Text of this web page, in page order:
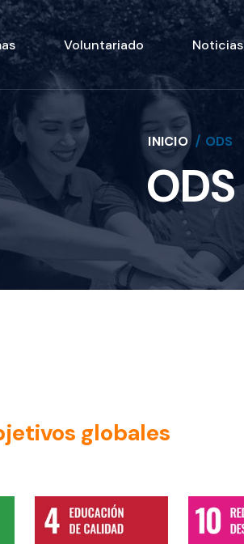
Voluntariado Noticias
INICIO ODS
ODS
globales